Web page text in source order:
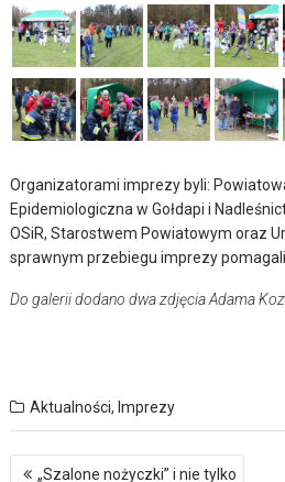
Organizatorami imprezy byli:
Epidemiologiczna w Gołdapi i
OSiR, Starostwem Powiatowym oraz
sprawnym przebiegu imprezy
Do galerii dodano dwa zdjęcia Adama
Aktualności, Imprezy
Nawigacja
„Szalone nożyczki” i nie tylko